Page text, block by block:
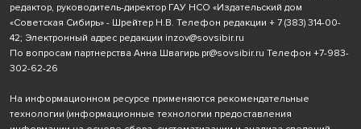
редактор, руководитель-директор ГАУ НСО «Издательский дом
«Советская Сибирь» - Шрейтер Н.В. Телефон редакции + 7 (383) 314-00-
42; Электронный адрес редакции inzov@sovsibir.ru
По вопросам партнерства Анна Швагирь pr@sovsibir.ru Телефон +7-983-
302-62-26
На информационном ресурсе применяются рекомендательные
технологии (информационные технологии предоставления